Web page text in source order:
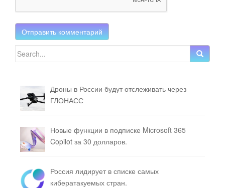
Search for:
Дроны в России будут отслеживать через
ГЛОНАСС
Новые функции в подписке Microsoft 365
Copilot за 30 долларов.
Россия лидирует в списке самых
кибератакуемых стран.